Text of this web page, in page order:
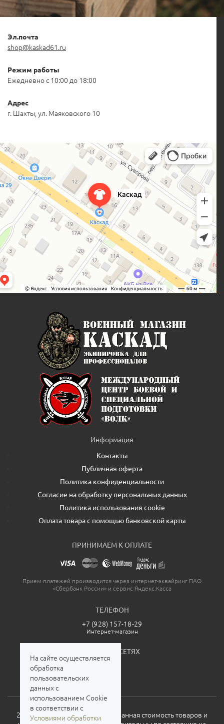
Эл.почта
shop@kaskad61.ru
Режим работы
Ежедневно с 10:00 до 18:00
Адрес
г. Шахты, ул. Маяковского 10
Информация
Контакты
Публичная оферта
Политика конфиденциальности
Согласие на обработку персональных данных
Политика использования cookie
Оплата товара с помощью банковской карты
ПРИНИМАЕМ К ОПЛАТЕ
Прием платежей производится через интернет-эквайринг ПАО
«Сбербанк России» и сервис Яндекс.Касса
ТЕЛЕФОН
+7 (928) 157-18-29
Интернет-магазин
МЫ В СОЦСЕТЯХ
2026. Все права защищены. Указанная стоимость товаров и
На сайте осуществляется
обработка
пользовательских
данных с
использованием Cookie
в соответствии с
Условиями обработки